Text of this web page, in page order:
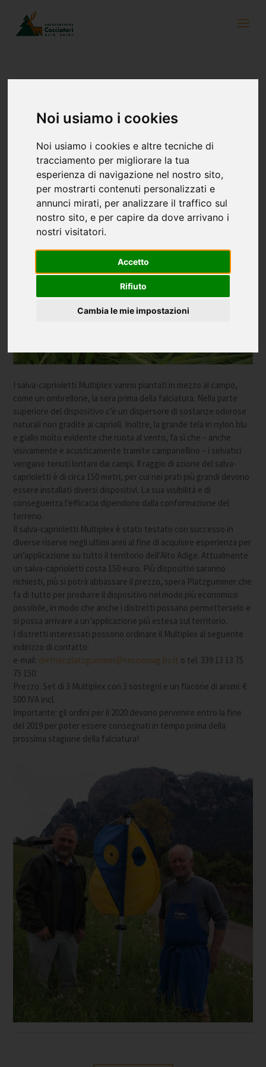
Noi usiamo i cookies
Noi usiamo i cookies e altre tecniche di
tracciamento per migliorare la tua
esperienza di navigazione nel nostro sito,
per mostrarti contenuti personalizzati e
annunci mirati, per analizzare il traffico sul
nostro sito, e per capire da dove arrivano i
nostri visitatori.
Accetto
Rifiuto
Cambia le mie impostazioni
12 novembre 2019
caprioletti nelle riserve di caccia, si sono dimostrati molto fervidi
di idee. Diether Platzgummer di Fiè ha dimostrato di avere un
talento inventivo molto speciale. Il cacciatore ha sviluppato 7
anni fa un dispositivo che impedisce ai caprioli di entrare nei prati
poco prima del termine della falciatura.
I salva-caprioletti Multiplex vanno piantati in mezzo al campo,
come un ombrellone, la sera prima della falciatura. Nella parte
superiore del dispositivo c’è un dispersore di sostanze odorose
naturali non gradite ai caprioli. Inoltre, la grande tela in nylon blu
e giallo molto evidente che ruota al vento, fa sì che – anche
visivamente e acusticamente tramite campanellino – i selvatici
vengano tenuti lontani dai campi. Il raggio di azione del salva-
caprioletti è di circa 150 metri, per cui nei prati più grandi devono
essere installati diversi dispositivi. La sua visibilità e di
conseguenza l’efficacia dipendono dalla conformazione del
terreno.
Il salva-caprioletti Multiplex è stato testato con successo in
diverse riserve negli ultimi anni al fine di acquisire esperienza per
un’applicazione su tutto il territorio dell’Alto Adige. Attualmente
un salva-caprioletti costa 150 euro. Più dispositivi saranno
richiesti, più si potrà abbassare il prezzo, spera Platzgummer che
fa di tutto per produrre il dispositivo nel modo più economico
possibile, in modo che anche i distretti possano permetterselo e
si possa arrivare a un’applicazione più estesa sul territorio.
I distretti interessati possono ordinare il Multiplex al seguente
indirizzo di contatto:
e-mail: diether.platzgummer@tecnomag.bz.it o tel. 339 13 13 75
75 150.
Prezzo: Set di 3 Multiplex con 3 sostegni e un flacone di aromi: €
500 IVA incl.
Importante: gli ordini per il 2020 devono pervenire entro la fine
del 2019 per poter essere consegnati in tempo prima della
prossima stagione della falciatura!